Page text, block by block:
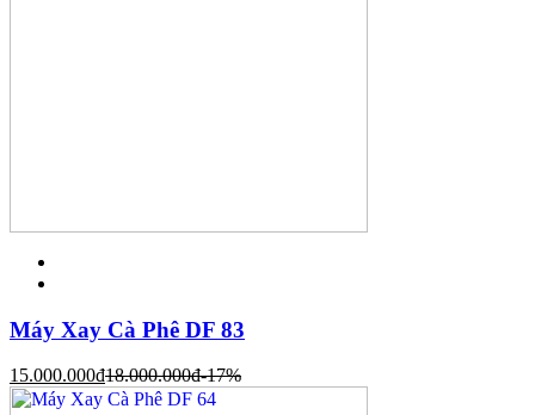
Máy Xay Cà Phê DF 83
15.000.000đ18.000.000đ-17%